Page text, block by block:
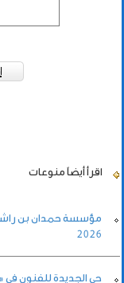
اقرأ أيضاً منوعات
مؤسسة حمدان بن
2026
حي الجديدة للفنون في